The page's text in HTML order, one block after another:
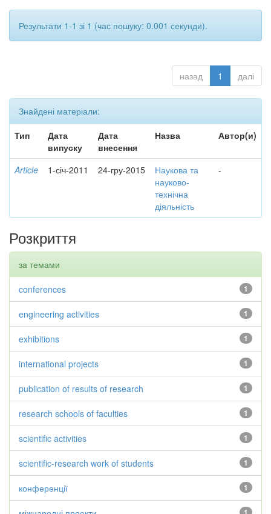
Результати 1-1 зі 1 (час пошуку: 0.001 секунди).
назад 1 далі
Знайдені матеріали:
Тип
Дата
випуску
Дата
внесення
Назва Автор(и)
Article 1-січ-2011 24-гру-2015
Наукова та
науково-
технічна
діяльність
-
Розкриття
за темами
1
conferences
1
engineering activities
1
exhibitions
1
international projects
1
publication of results of research
1
research schools of faculties
1
scientific activities
1
scientific-research work of students
1
конференції